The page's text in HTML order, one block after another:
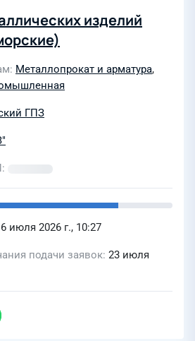
изделий
Металлопрокат и арматура,
ГПЗ
июля 2026 г., 10:27
подачи заявок 23 июля